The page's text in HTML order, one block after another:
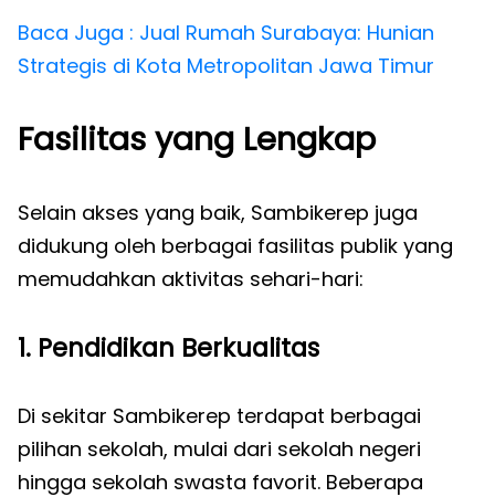
Baca Juga : Jual Rumah Surabaya: Hunian
Strategis di Kota Metropolitan Jawa Timur
Fasilitas yang Lengkap
Selain akses yang baik, Sambikerep juga
didukung oleh berbagai fasilitas publik yang
memudahkan aktivitas sehari-hari:
1. Pendidikan Berkualitas
Di sekitar Sambikerep terdapat berbagai
pilihan sekolah, mulai dari sekolah negeri
hingga sekolah swasta favorit. Beberapa